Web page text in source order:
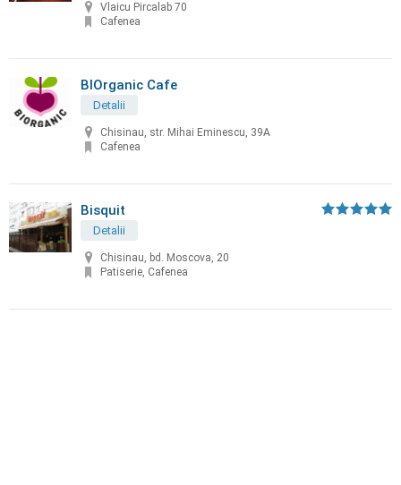
Vlaicu Pircalab 70
Cafenea
BIOrganic Cafe
Detalii
Chisinau, str. Mihai Eminescu, 39A
Cafenea
Bisquit
Detalii
Chisinau, bd. Moscova, 20
Patiserie, Cafenea